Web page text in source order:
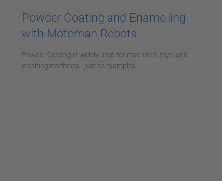
Management Platform
Powder Coating and Enamelling
with Motoman Robots
Powder Coating is widely used for machines, toys, and
washing machines - just as examples.